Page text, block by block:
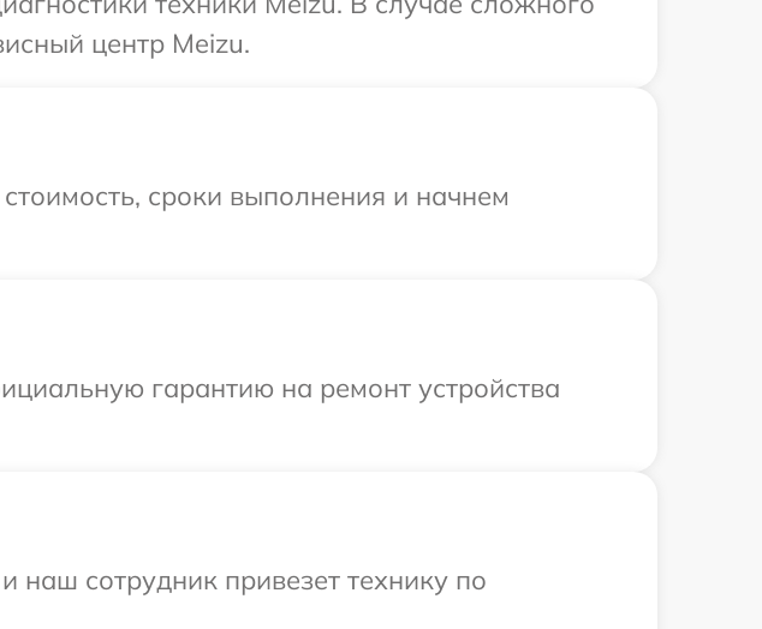
центр Meizu.
сроки выполнения и начнем
гарантию на ремонт устройства
сотрудник привезет технику по